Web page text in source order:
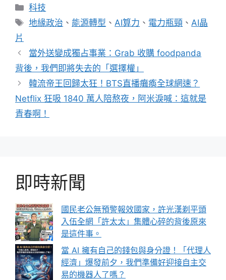
分
類
科技
標
地緣政治 、 能源轉型 、AI算力 、 電力瓶頸 、AI晶
片
當外送變成獨占事業：Grab 收購 foodpanda
背後，我們即將失去的「選擇權」
韓流帝王回歸太狂！BTS直播癱瘓全球網速？
Netflix 狂吸 1840 萬人陪熬夜，阿米淚喊：這就是
青春啊！
即時新聞
國民老公無預警報效國家，許光漢剃平頭
入伍全網「許太太」集體心碎的背後原來
是這件事。
當 AI 擁有自己的錢包與身分證！「代理人
經濟」爆發前夕，我們準備好迎接自主交
易的機器人了嗎？